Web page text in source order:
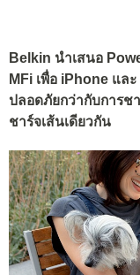
Belkin นำเสนอ
MFi เพื่อ iPhone แล
ปลอดภัยกว่ากับการช
ชาร์จเส้นเดียวกัน